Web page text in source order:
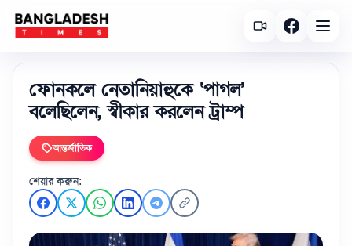
ফোনকলে নেতানিয়াহুকে ‘পাগল’
বলেছিলেন, স্বীকার করলেন ট্রাম্প
আন্তর্জাতিক
শেয়ার করুন: